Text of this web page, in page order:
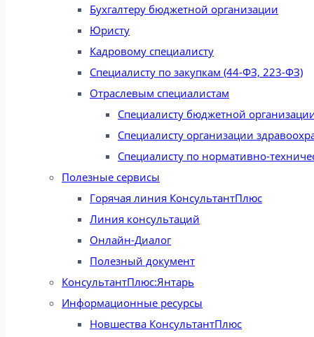
Бухгалтеру бюджетной организации
Юристу
Кадровому специалисту
Специалисту по закупкам (44-ФЗ, 223-ФЗ)
Отраслевым специалистам
Специалисту бюджетной
Специалисту организации
Специалисту по нормативно-
Полезные сервисы
Горячая линия КонсультантПлюс
Линия консультаций
Онлайн-Диалог
Полезный документ
КонсультантПлюс:Янтарь
Информационные ресурсы
Новшества КонсультантПлюс